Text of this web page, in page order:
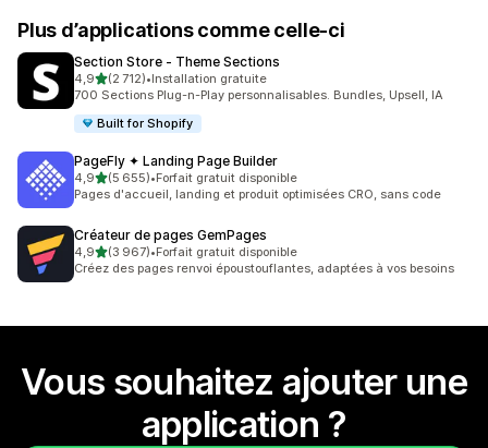
Plus d’applications comme celle-ci
Section Store ‑ Theme Sections
4,9étoile(s) sur 5
(2 712)
2712 avis au total
•Installation gratuite
700 Sections Plug-n-Play personnalisables. Bundles, Upsell, IA
Built for Shopify
PageFly ✦ Landing Page Builder
4,9étoile(s) sur 5
(5 655)
5655 avis au total
•Forfait gratuit disponible
Pages d'accueil, landing et produit optimisées CRO, sans code
Créateur de pages GemPages
4,9étoile(s) sur 5
(3 967)
3967 avis au total
•Forfait gratuit disponible
Créez des pages renvoi époustouflantes, adaptées à vos besoins
Vous souhaitez ajouter une
application ?